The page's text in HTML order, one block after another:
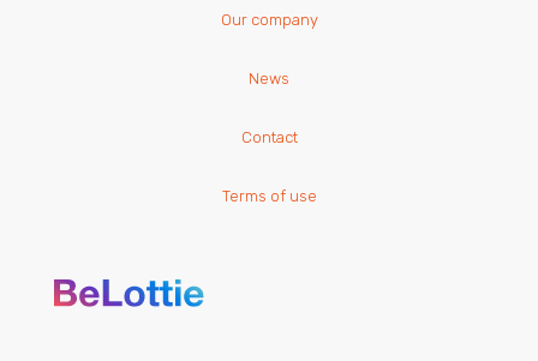
Our company
News
Contact
Terms of use